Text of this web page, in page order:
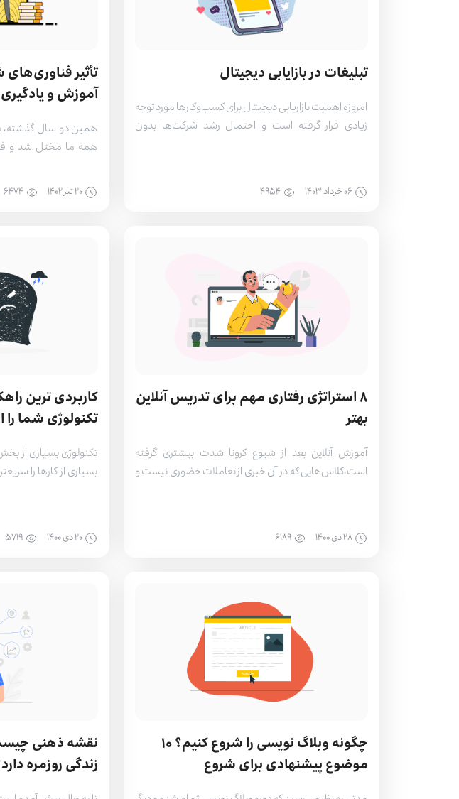
تبلیغات در بازایابی دیجیتال
امروزه اهمیت بازاریابی دیجیتال برای کسب‌وکارها مورد توجه
زیادی قرار گرفته است و احتمال رشد شرکت‌ها بدون
وسیله ابزارهای مختلف در بستر اینترنت در مکان و زمان
۰۶ خرداد ۱۴۰۳ ۴۹۵۴
تأثیر فناوری‌های
آموزش و یادگیری
همین دو سال گذشته،
همه ما مختل شد و
خود را نشان داد. مدارس
نمی‌شدند. این زمان
۲۰ تير ۱۴۰۲ ۶۴۷۴
۸ استراتژی رفتاری‌ مهم برای تدریس آنلاین
بهتر
آموزش آنلاین بعد از شیوع کرونا شدت بیشتری گرفته
است،کلاس‌هایی که در آن خبری از تعاملات حضوری نیست و
خصوصی یا گروهی دارید و دوست دارید که بتوانید
۲۸ دي ۱۴۰۰ ۶۱۸۹
کاربردی ترین
تکنولوژی شما را
تکنولوژی بسیاری از
بسیاری از کارها را
افراد شده است. به خاطر
۲۰ دي ۱۴۰۰ ۵۷۱۹
چگونه وبلاگ نویسی را شروع کنیم؟ ۱۰
موضوع پیشنهادی برای شروع
نقشه ذهنی
زندگی روزمره